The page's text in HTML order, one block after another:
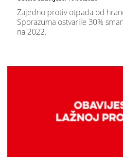
Zajedno protiv otpada od
Sporazuma ostvarile 30%
na 2022.